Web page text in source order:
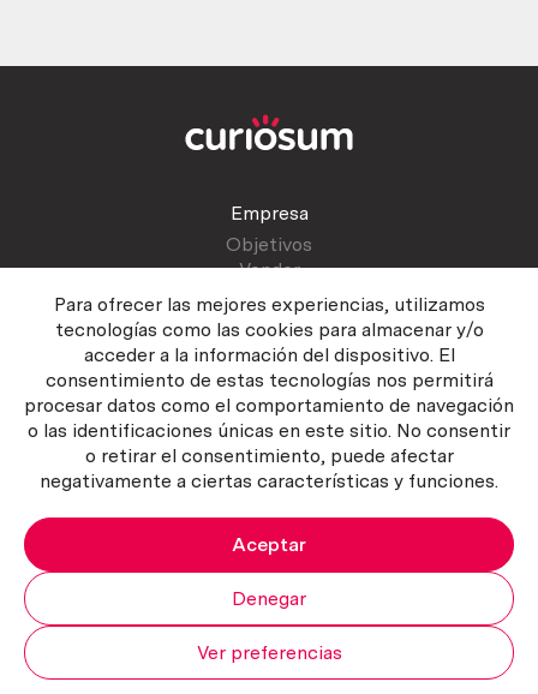
Para ofrecer las mejores experiencias, utilizamos
tecnologías como las cookies para almacenar y/o
acceder a la información del dispositivo. El
consentimiento de estas tecnologías nos permitirá
procesar datos como el comportamiento de navegación
o las identificaciones únicas en este sitio. No consentir
o retirar el consentimiento, puede afectar
negativamente a ciertas características y funciones.
Aceptar
Denegar
Ver preferencias
Empresa
Objetivos
Vender
Atención al cliente
Contactar
Manual del vendedor
Política del servicio
Política de Cookies
Copyright ©2026 Curiosum S.L. Todos los derechos reservados.